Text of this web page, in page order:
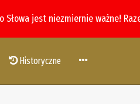
jest niezmiernie ważne!
Historyczne